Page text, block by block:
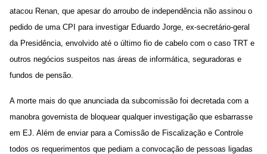
atacou Renan, que apesar do arroubo de independência não assinou o
pedido de uma CPI para investigar Eduardo Jorge, ex-secretário-geral
da Presidência, envolvido até o último fio de cabelo com o caso TRT e
outros negócios suspeitos nas áreas de informática, seguradoras e
fundos de pensão.
A morte mais do que anunciada da subcomissão foi decretada com a
manobra governista de bloquear qualquer investigação que esbarrasse
em EJ. Além de enviar para a Comissão de Fiscalização e Controle
todos os requerimentos que pediam a convocação de pessoas ligadas